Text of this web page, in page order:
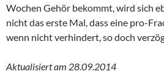
Wochen Gehör bekommt, wird sich
nicht das erste Mal, dass eine pro-
wenn nicht verhindert, so doch
Aktualisiert am 28.09.2014